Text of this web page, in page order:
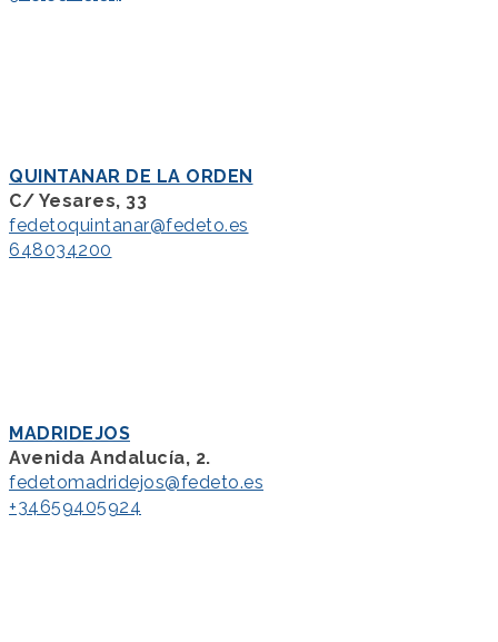
QUINTANAR DE LA ORDEN
C/ Yesares, 33
fedetoquintanar@fedeto.es
648034200
MADRIDEJOS
Avenida Andalucía, 2.
fedetomadridejos@fedeto.es
+34659405924